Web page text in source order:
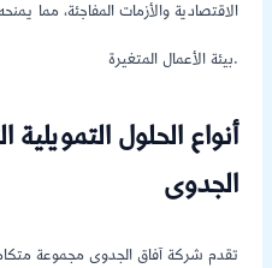
الاقتصادية والأزمات المفاجئة، مما
بيئة الأعمال المتغيرة.
أنواع الحلول التمويلية
الجدوى
تقدم شركة آفاق الجدوى مجموعة